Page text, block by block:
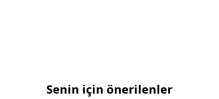
Senin için önerilenler